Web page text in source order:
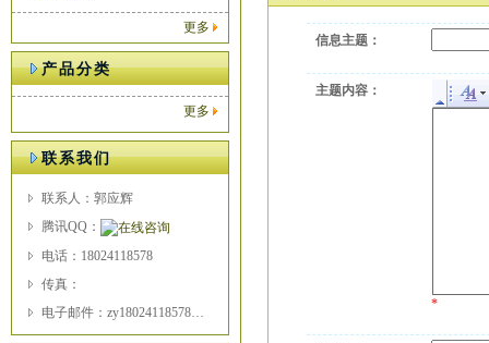
更多
产品分类
更多
联系我们
联系人：郭应辉
腾讯QQ：
电话：18024118578
传真：
电子邮件：zy18024118578@163.com
信息主题：
主题内容：
*